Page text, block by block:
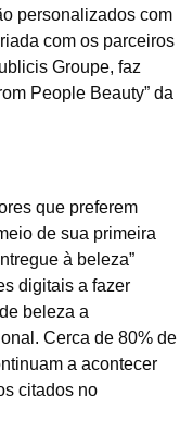
personalizados com
com os parceiros
Groupe, faz
People Beauty” da
que preferem
de sua primeira
à beleza”
digitais a fazer
beleza a
Cerca de 80% de
a acontecer
citados no